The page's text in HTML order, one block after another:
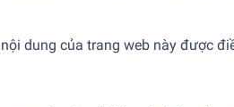
dung của trang web này được